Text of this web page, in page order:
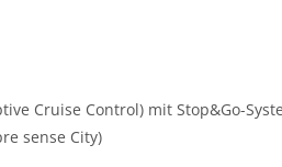
Cruise Control) mit Stop&Go-
sense City)